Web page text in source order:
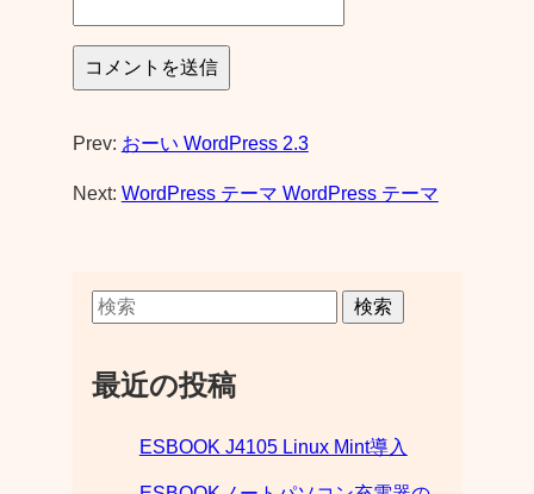
Prev: おーい WordPress 2.3
Next: WordPress テーマ WordPress テーマ
検索
最近の投稿
ESBOOK J4105 Linux Mint導入